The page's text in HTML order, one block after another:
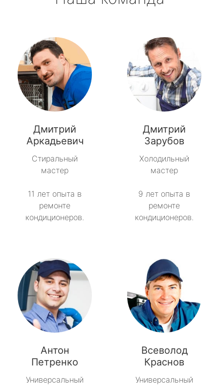
Дмитрий
Аркадьевич
Стиральный
мастер
11 лет опыта в
ремонте
кондиционеров.
Дмитрий
Зарубов
Холодильный
мастер
9 лет опыта в
ремонте
кондиционеров.
Антон
Петренко
Универсальный
Всеволод
Краснов
Универсальный